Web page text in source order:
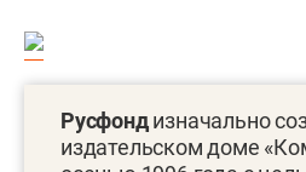
Русфондизначально
издательском доме